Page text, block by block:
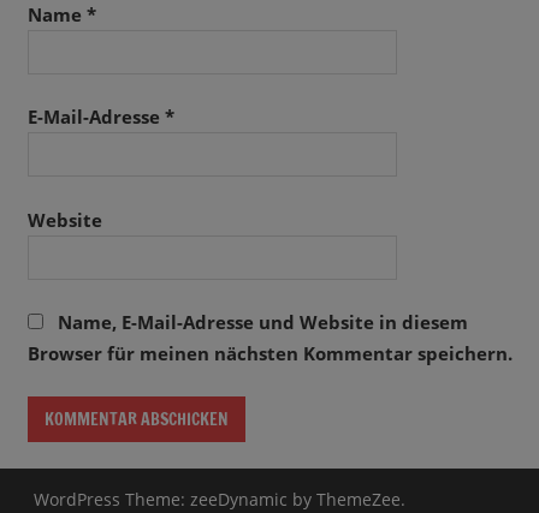
Name *
E-Mail-Adresse *
Website
Name, E-Mail-Adresse und Website in diesem
Browser für meinen nächsten Kommentar speichern.
WordPress Theme: zeeDynamic by ThemeZee.